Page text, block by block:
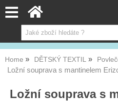
Home DĚTSKÝ TEXTIL
Ložní souprava s mantinelem
Ložní souprava s